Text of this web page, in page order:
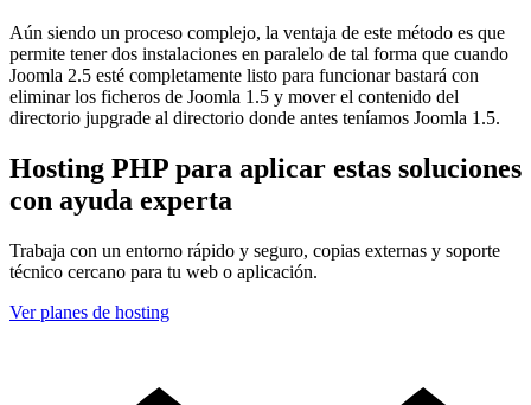
Aún siendo un proceso complejo, la ventaja de este método es que
permite tener dos instalaciones en paralelo de tal forma que cuando
Joomla 2.5 esté completamente listo para funcionar bastará con
eliminar los ficheros de Joomla 1.5 y mover el contenido del
directorio jupgrade al directorio donde antes teníamos Joomla 1.5.
Hosting PHP para aplicar estas soluciones
con ayuda experta
Trabaja con un entorno rápido y seguro, copias externas y soporte
técnico cercano para tu web o aplicación.
Ver planes de hosting